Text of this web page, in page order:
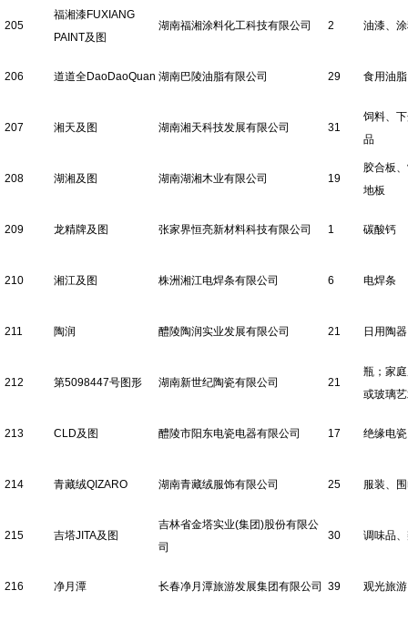
205
福湘漆FUXIANG
PAINT及图
湖南福湘涂料化工科技有限公司 2 油漆、
206 道道全DaoDaoQuan 湖南巴陵油脂有限公司 29 食用油
207 湘天及图 湖南湘天科技发展有限公司 31
饲料、
品
208 湖湘及图 湖南湖湘木业有限公司 19
胶合板
地板
209 龙精牌及图 张家界恒亮新材料科技有限公司 1 碳酸钙
210 湘江及图 株洲湘江电焊条有限公司 6 电焊条
211 陶润 醴陵陶润实业发展有限公司 21 日用陶器
212 第5098447号图形 湖南新世纪陶瓷有限公司 21
瓶；家
或玻璃
213 CLD及图 醴陵市阳东电瓷电器有限公司 17 绝缘电
214 青藏绒QIZARO 湖南青藏绒服饰有限公司 25 服装、
215 吉塔JITA及图
吉林省金塔实业(集团)股份有限公
司
30 调味品
216 净月潭 长春净月潭旅游发展集团有限公司 39 观光旅